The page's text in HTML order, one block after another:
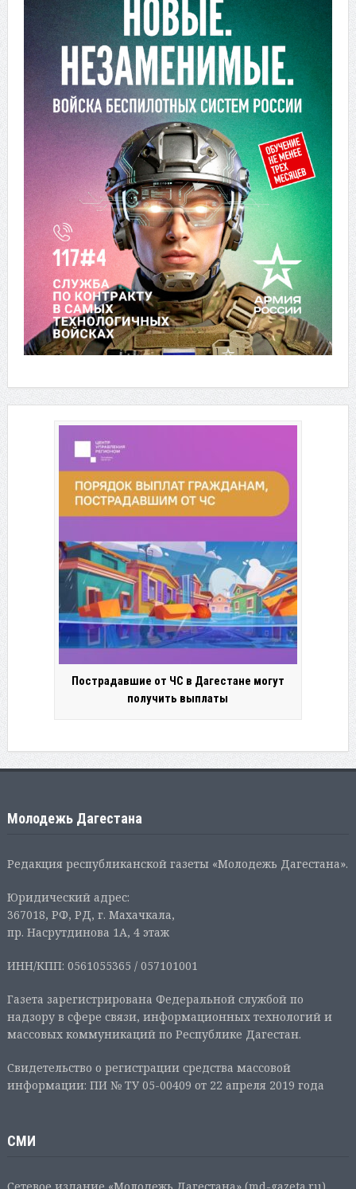
Пострадавшие от ЧС в Дагестане могут
получить выплаты
Молодежь Дагестана
Редакция республиканской газеты «Молодежь Дагестана».
Юридический адрес:
367018, РФ, РД, г. Махачкала,
пр. Насрутдинова 1А, 4 этаж
ИНН/КПП: 0561055365 / 057101001
Газета зарегистрирована Федеральной службой по
надзору в сфере связи, информационных технологий и
массовых коммуникаций по Республике Дагестан.
Свидетельство о регистрации средства массовой
информации: ПИ № ТУ 05-00409 от 22 апреля 2019 года
СМИ